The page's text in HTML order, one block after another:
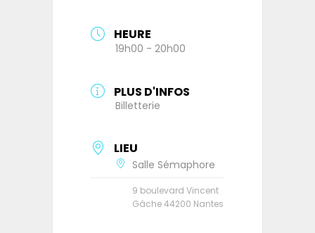
HEURE
19h00 - 20h00
PLUS D'INFOS
Billetterie
LIEU
Salle Sémaphore
9 boulevard Vincent
Gâche 44200 Nantes